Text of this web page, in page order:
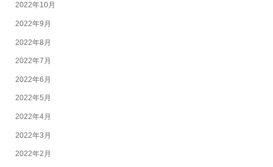
2022年10月
2022年9月
2022年8月
2022年7月
2022年6月
2022年5月
2022年4月
2022年3月
2022年2月